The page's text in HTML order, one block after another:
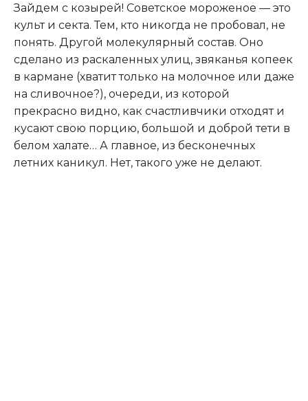
Зайдем с козырей! Советское мороженое — это
культ и секта. Тем, кто никогда не пробовал, не
понять. Другой молекулярный состав. Оно
сделано из раскаленных улиц, звяканья копеек
в кармане (хватит только на молочное или даже
на сливочное?), очереди, из которой
прекрасно видно, как счастливчики отходят и
кусают свою порцию, большой и доброй тети в
белом халате… А главное, из бесконечных
летних каникул. Нет, такого уже не делают.